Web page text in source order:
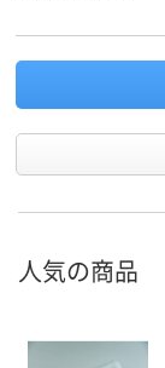
人気の商品